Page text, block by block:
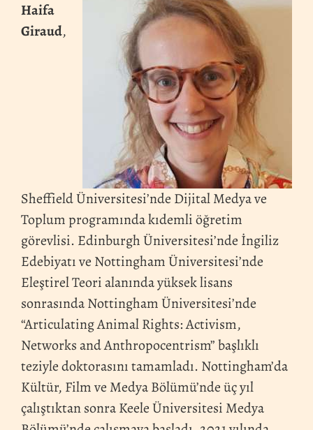
Haifa
Giraud,
Sheffield Üniversitesi’nde Dijital Medya ve
Toplum programında kıdemli öğretim
görevlisi. Edinburgh Üniversitesi’nde İngiliz
Edebiyatı ve Nottingham Üniversitesi’nde
Eleştirel Teori alanında yüksek lisans
sonrasında Nottingham Üniversitesi’nde
“Articulating Animal Rights: Activism,
Networks and Anthropocentrism” başlıklı
teziyle doktorasını tamamladı. Nottingham’da
Kültür, Film ve Medya Bölümü’nde üç yıl
çalıştıktan sonra Keele Üniversitesi Medya